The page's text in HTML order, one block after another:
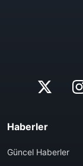
Haberler
Güncel Haberler